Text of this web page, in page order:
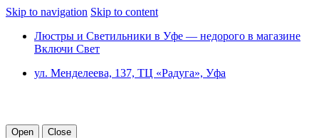
Skip to navigation Skip to content
Люстры и Светильники в Уфе — недорого в магазине
Включи Свет
ул. Менделеева, 137, ТЦ «Радуга», Уфа
Open Close